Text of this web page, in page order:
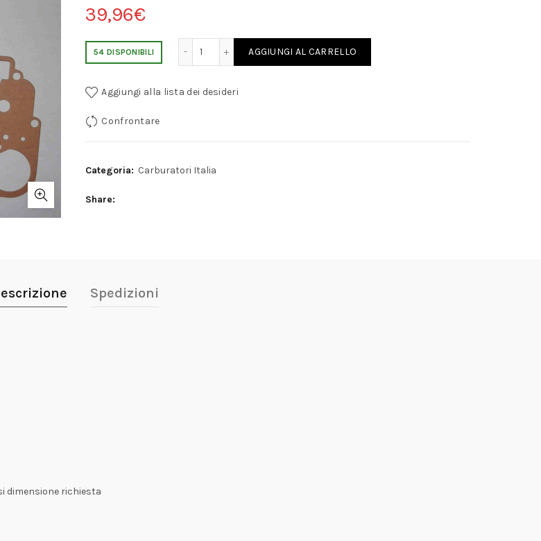
39,96€
54 DISPONIBILI
FIAT PANDA WEBER 30 DGF KIT DI SERVIZIO quantity
AGGIUNGI AL CARRELLO
Aggiungi alla lista dei desideri
Confrontare
Categoria: Carburatori Italia
Share
Spedizioni
dimensione richiesta